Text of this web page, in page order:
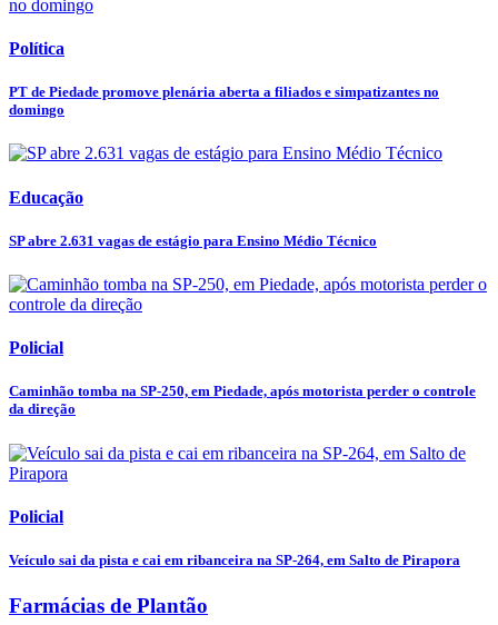
Política
PT de Piedade promove plenária aberta a filiados e simpatizantes no
domingo
Educação
SP abre 2.631 vagas de estágio para Ensino Médio Técnico
Policial
Caminhão tomba na SP-250, em Piedade, após motorista perder o controle
da direção
Policial
Veículo sai da pista e cai em ribanceira na SP-264, em Salto de Pirapora
Farmácias de Plantão